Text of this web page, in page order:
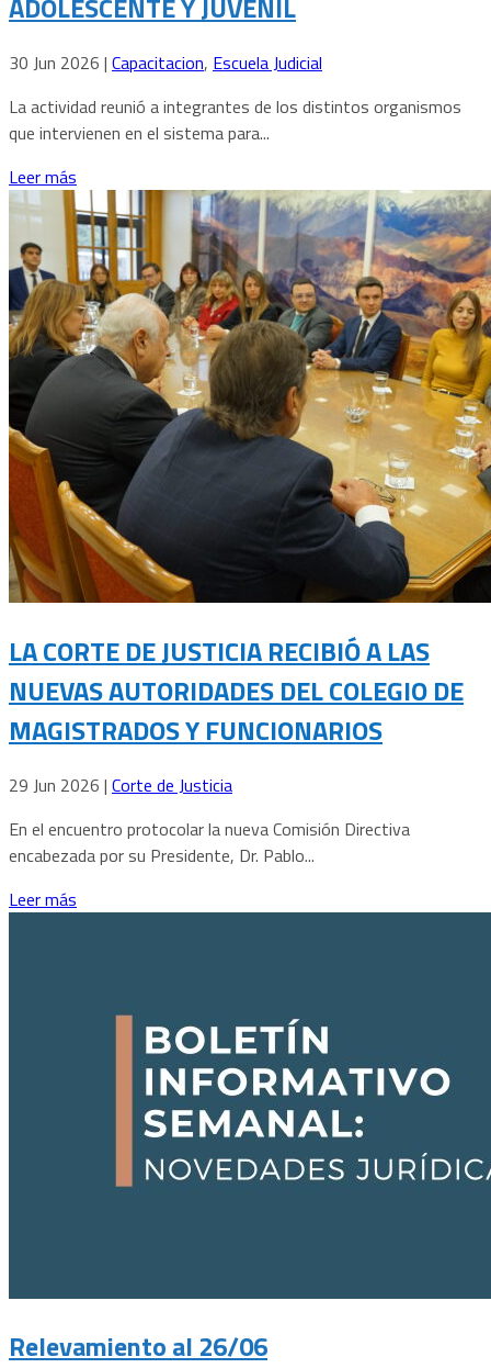
30 Jun 2026 | Capacitacion, Escuela Judicial
La actividad reunió a integrantes de los distintos organismos
que intervienen en el sistema para...
Leer más
LA CORTE DE JUSTICIA RECIBIÓ A LAS
NUEVAS AUTORIDADES DEL COLEGIO DE
MAGISTRADOS Y FUNCIONARIOS
29 Jun 2026 | Corte de Justicia
En el encuentro protocolar la nueva Comisión Directiva
encabezada por su Presidente, Dr. Pablo...
Leer más
Relevamiento al 26/06